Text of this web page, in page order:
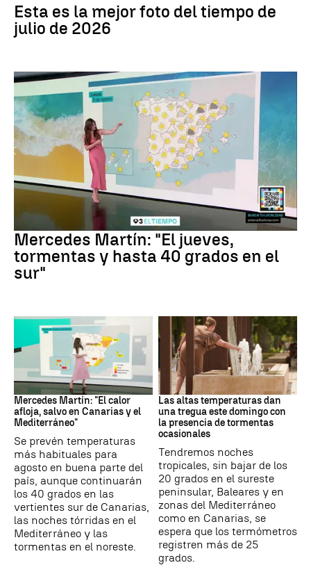
Esta es la mejor foto del tiempo de
julio de 2026
La Previsión
Mercedes Martín: "El jueves,
tormentas y hasta 40 grados en el
sur"
La Previsión
Mercedes Martín: "El calor
afloja, salvo en Canarias y el
Mediterráneo"
Se prevén temperaturas
más habituales para
agosto en buena parte del
país, aunque continuarán
los 40 grados en las
vertientes sur de Canarias,
las noches tórridas en el
Mediterráneo y las
tormentas en el noreste.
Tiempo
Las altas temperaturas dan
una tregua este domingo con
la presencia de tormentas
ocasionales
Tendremos noches
tropicales, sin bajar de los
20 grados en el sureste
peninsular, Baleares y en
zonas del Mediterráneo
como en Canarias, se
espera que los termómetros
registren más de 25
grados.